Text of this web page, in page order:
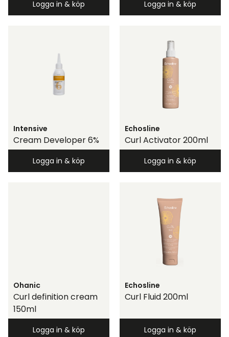
Logga in & köp Logga in & köp
Intensive
Cream Developer 6%
Logga in & köp
Echosline
Curl Activator 200ml
Logga in & köp
Ohanic
Curl definition cream
150ml
Logga in & köp
Echosline
Curl Fluid 200ml
Logga in & köp